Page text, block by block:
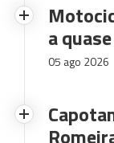
a
05 ago 2026